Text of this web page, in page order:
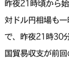
昨夜21時頃から
対ドル円相場も
で、昨夜21時30
国貿易収支が前